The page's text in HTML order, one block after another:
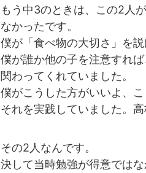
もう中3のときは、この2人
なかったです。
僕が「食べ物の大切さ」を
僕が誰か他の子を注意すれ
関わってくれていました。
僕がこうした方がいいよ、
それを実践していました。
その2人なんです。
決して当時勉強が得意では